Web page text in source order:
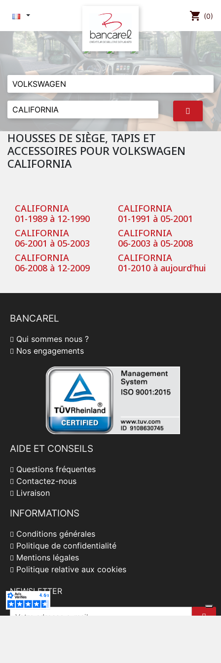
shopping_cart (0)
HOUSSES DE SIÈGE, TAPIS ET
ACCESSOIRES POUR VOLKSWAGEN
CALIFORNIA
CALIFORNIA
01-1989 à 12-1990
CALIFORNIA
01-1991 à 05-2001
CALIFORNIA
06-2001 à 05-2003
CALIFORNIA
06-2003 à 05-2008
CALIFORNIA
06-2008 à 12-2009
CALIFORNIA
01-2010 à aujourd'hui
BANCAREL
Qui sommes nous ?
Nos engagements
AIDE ET CONSEILS
Questions fréquentes
Contactez-nous
Livraison
INFORMATIONS
Conditions générales
Politique de confidentialité
Mentions légales
Politique relative aux cookies
NEWSLETTER